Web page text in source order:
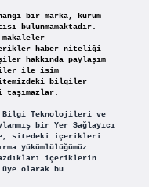
bir marka, kurum
bulunmamaktadır.
haber niteliği
hakkında paylaşım
ile isim
bilgiler
Bilgi Teknolojileri ve
bir Yer Sağlayıcı
sitedeki içerikleri
yükümlülüğümüz
içeriklerin
olarak bu